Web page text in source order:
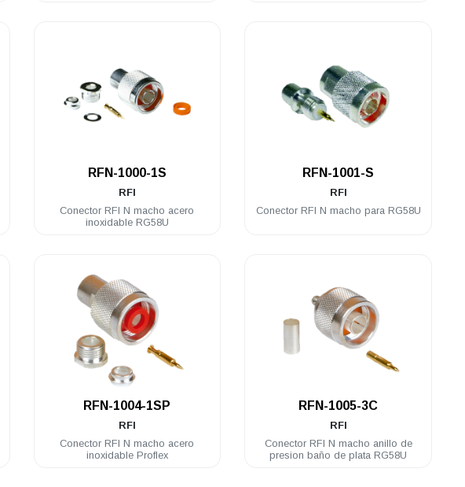
RFN-1000-1S
RFI
Conector RFI N macho acero
inoxidable RG58U
RFN-1001-S
RFI
Conector RFI N macho para RG58U
RFN-1004-1SP
RFI
Conector RFI N macho acero
inoxidable Proflex
RFN-1005-3C
RFI
Conector RFI N macho anillo de
presion baño de plata RG58U